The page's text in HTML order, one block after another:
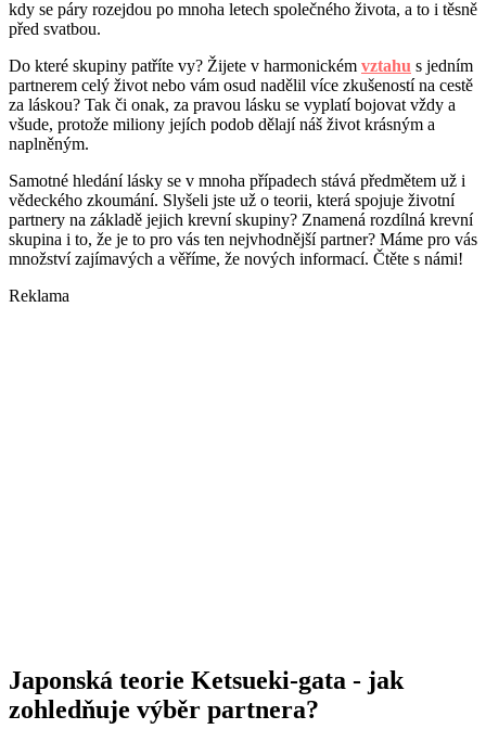
kdy se páry rozejdou po mnoha letech společného života, a to i těsně
před svatbou.
Do které skupiny patříte vy? Žijete v harmonickém vztahu s jedním
partnerem celý život nebo vám osud nadělil více zkušeností na cestě
za láskou? Tak či onak, za pravou lásku se vyplatí bojovat vždy a
všude, protože miliony jejích podob dělají náš život krásným a
naplněným.
Samotné hledání lásky se v mnoha případech stává předmětem už i
vědeckého zkoumání. Slyšeli jste už o teorii, která spojuje životní
partnery na základě jejich krevní skupiny? Znamená rozdílná krevní
skupina i to, že je to pro vás ten nejvhodnější partner? Máme pro vás
množství zajímavých a věříme, že nových informací. Čtěte s námi!
Reklama
Japonská teorie Ketsueki-gata - jak
zohledňuje výběr partnera?